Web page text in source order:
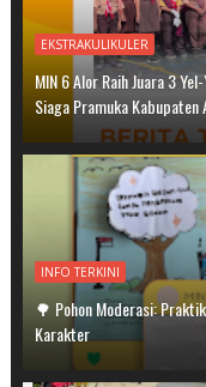
EKSTRAKULIKULER
MIN 6 Alor Raih Juara 3
Siaga Pramuka Kabupaten
INFO TERKINI
🌳 Pohon Moderasi:
Karakter